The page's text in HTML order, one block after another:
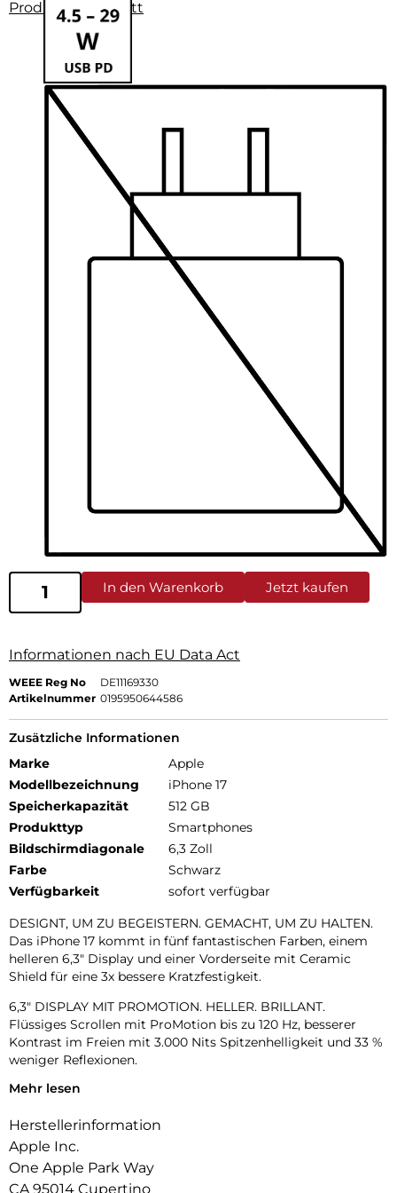
Produktdatenblatt
In den Warenkorb Jetzt kaufen
Informationen nach EU Data Act
WEEE Reg No
DE11169330
Artikelnummer 0195950644586
Zusätzliche Informationen
Marke
Apple
Modellbezeichnung
iPhone 17
Speicherkapazität
512 GB
Produkttyp
Smartphones
Bildschirmdiagonale
6,3 Zoll
Farbe
Schwarz
Verfügbarkeit
sofort verfügbar
DESIGNT, UM ZU BEGEISTERN. GEMACHT, UM ZU HALTEN.
Das iPhone 17 kommt in fünf fantastischen Farben, einem
helleren 6,3″ Display und einer Vorderseite mit Ceramic
Shield für eine 3x bessere Kratzfestigkeit.
6,3″ DISPLAY MIT PROMOTION. HELLER. BRILLANT.
Flüssiges Scrollen mit ProMotion bis zu 120 Hz, besserer
Kontrast im Freien mit 3.000 Nits Spitzenhelligkeit und 33 %
weniger Reflexionen.
UNGLAUBLICHE FOTOS.
2x Zoom in optischer Qualität und der 48 MP Fusion
Ultraweitwinkel-Kamera machst du superhochauflösende
Fotos ganz automatisch.
Mehr lesen
Herstellerinformation
Apple Inc.
One Apple Park Way
CA 95014 Cupertino